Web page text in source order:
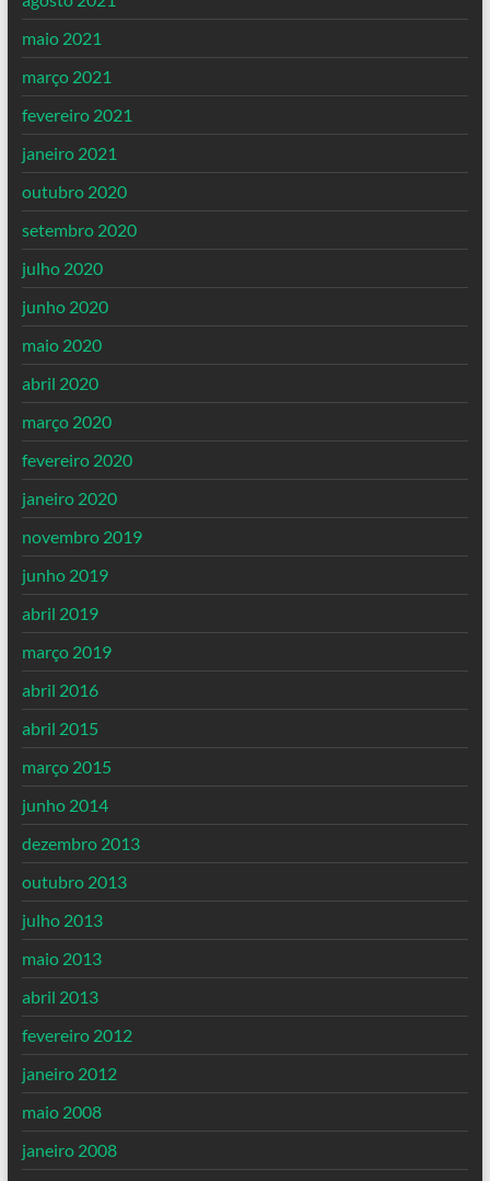
maio 2021
março 2021
fevereiro 2021
janeiro 2021
outubro 2020
setembro 2020
julho 2020
junho 2020
maio 2020
abril 2020
março 2020
fevereiro 2020
janeiro 2020
novembro 2019
junho 2019
abril 2019
março 2019
abril 2016
abril 2015
março 2015
junho 2014
dezembro 2013
outubro 2013
julho 2013
maio 2013
abril 2013
fevereiro 2012
janeiro 2012
maio 2008
janeiro 2008